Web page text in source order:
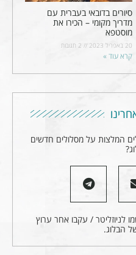
סיורים בדובאי בעברית עם
מדריך מקומי – הכירו את
מוסטפא
20 באפריל 2023
קרא עוד »
המלצות על מסלולים חדשים
לניוזליטר / עקבו אחר ערוץ
הבלוג.